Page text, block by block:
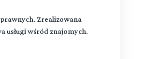
Zrealizowana
usługi wśród znajomych.